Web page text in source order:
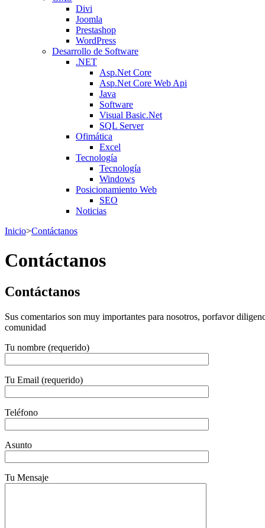
Divi
Joomla
Prestashop
WordPress
Desarrollo de Software
.NET
Asp.Net Core
Asp.Net Core Web Api
Java
Software
Visual Basic.Net
SQL Server
Ofimática
Excel
Tecnología
Tecnología
Windows
Posicionamiento Web
SEO
Noticias
Inicio>Contáctanos
Contáctanos
Contáctanos
Sus comentarios son muy importantes para nosotros, porfavor
comunidad
Tu nombre (requerido)
Tu Email (requerido)
Teléfono
Asunto
Tu Mensaje